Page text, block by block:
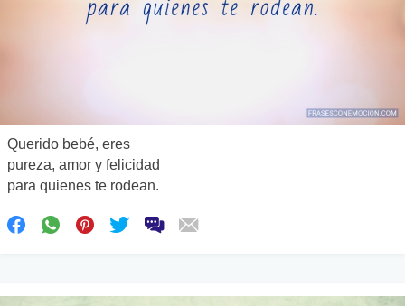
Querido bebé, eres
pureza, amor y felicidad
para quienes te rodean.